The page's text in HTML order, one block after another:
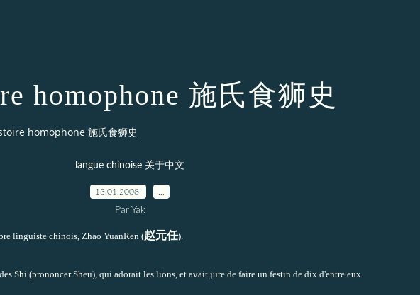
homophone 施氏食狮史
homophone 施氏食狮史
langue chinoise 关于中文
13.01.2008
Par Yak
linguiste chinois, Zhao YuanRen (赵元任)
Shi (prononcer Sheu), qui adorait les lions, et avait jure de faire un festin de dix d'entre eux.